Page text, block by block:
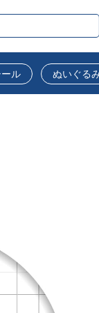
ル ぬいぐる